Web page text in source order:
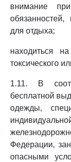
внимание
для отдыха;
находиться
токсического
1.11. В
бесплатной
одежды,
Федерации,
опасными